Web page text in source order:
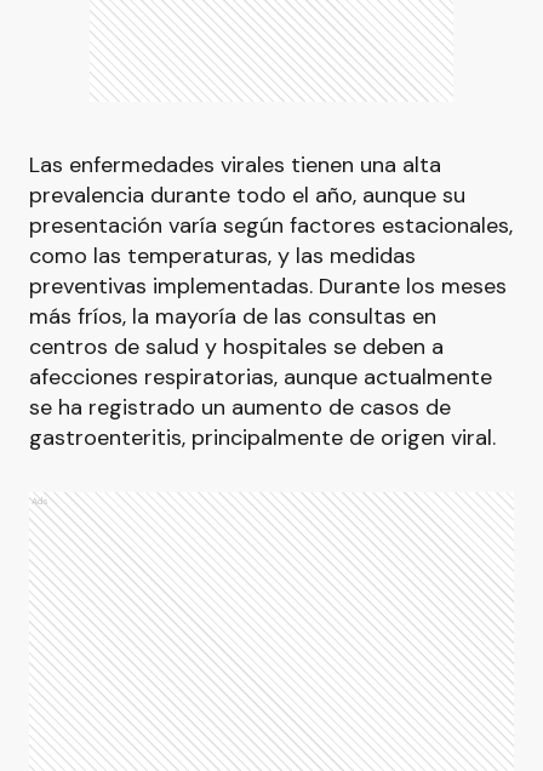
Las enfermedades virales tienen una alta
prevalencia durante todo el año, aunque su
presentación varía según factores estacionales,
como las temperaturas, y las medidas
preventivas implementadas. Durante los meses
más fríos, la mayoría de las consultas en
centros de salud y hospitales se deben a
afecciones respiratorias, aunque actualmente
se ha registrado un aumento de casos de
gastroenteritis, principalmente de origen viral.
Ads